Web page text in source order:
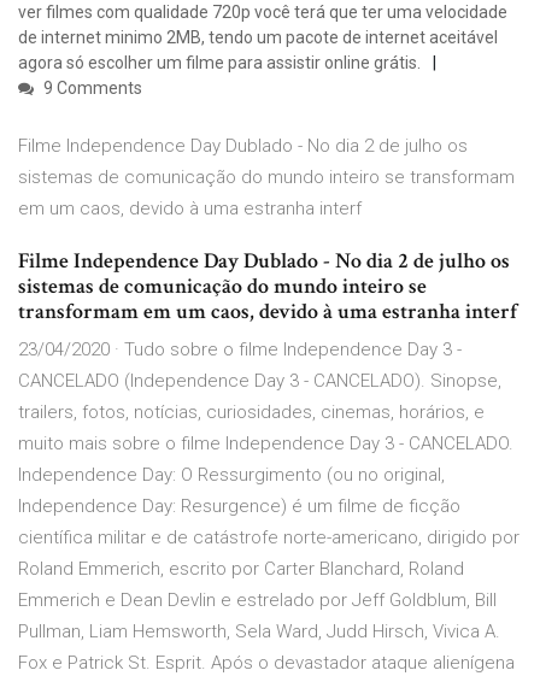
ver filmes com qualidade 720p você terá que ter uma velocidade
de internet minimo 2MB, tendo um pacote de internet aceitável
agora só escolher um filme para assistir online grátis.
9 Comments
Filme Independence Day Dublado - No dia 2 de julho os
sistemas de comunicação do mundo inteiro se transformam
em um caos, devido à uma estranha interf
Filme Independence Day Dublado - No dia 2 de julho os
sistemas de comunicação do mundo inteiro se
transformam em um caos, devido à uma estranha interf
23/04/2020 · Tudo sobre o filme Independence Day 3 -
CANCELADO (Independence Day 3 - CANCELADO). Sinopse,
trailers, fotos, notícias, curiosidades, cinemas, horários, e
muito mais sobre o filme Independence Day 3 - CANCELADO.
Independence Day: O Ressurgimento (ou no original,
Independence Day: Resurgence) é um filme de ficção
científica militar e de catástrofe norte-americano, dirigido por
Roland Emmerich, escrito por Carter Blanchard, Roland
Emmerich e Dean Devlin e estrelado por Jeff Goldblum, Bill
Pullman, Liam Hemsworth, Sela Ward, Judd Hirsch, Vivica A.
Fox e Patrick St. Esprit. Após o devastador ataque alienígena